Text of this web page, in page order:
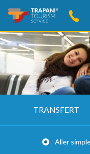
TRANSFERT
Aller